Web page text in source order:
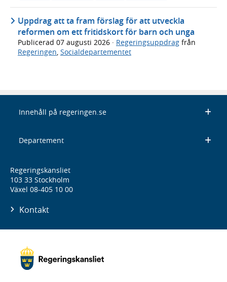
Uppdrag att ta fram förslag för att utveckla
reformen om ett fritidskort för barn och unga
Publicerad 07 augusti 2026 · Regeringsuppdrag från
Regeringen, Socialdepartementet
Innehåll på regeringen.se
Departement
Regeringskansliet
103 33 Stockholm
Växel 08-405 10 00
Kontakt